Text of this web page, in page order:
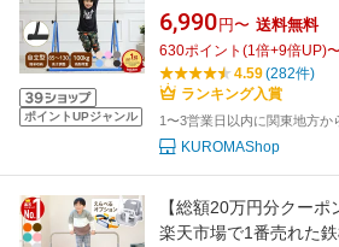
ポイントUPジャンル
自立式 室内 子供 コン
100kg 高さ調節 てつぼ
らさがり 屋外 ブラン
日 ギフト クリスマス
6,990 円〜 送料無料
630ポイント (1倍+9倍UP)
4.59(282件)
ランキング入賞
1〜3営業日以内に関東地方か
KUROMAShop
【総額20万円分クー
楽天市場で1番売れた